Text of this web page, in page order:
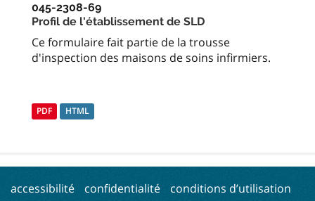
045-2308-69
Profil de l'établissement de SLD
Ce formulaire fait partie de la trousse
d'inspection des maisons de soins infirmiers.
PDF HTML
accessibilité confidentialité conditions d’utilisation